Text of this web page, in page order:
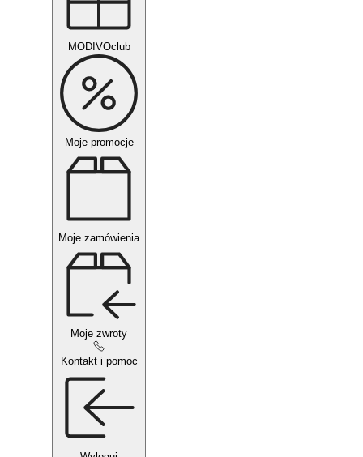
MODIVOclub
Moje promocje
Moje zamówienia
Moje zwroty
Kontakt i pomoc